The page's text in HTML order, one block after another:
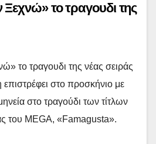
το τραγουδι της
το τραγουδι της νέας σειράς
στο προσκήνιο με
στο τραγούδι των τίτλων
του MEGA, «Famagusta».